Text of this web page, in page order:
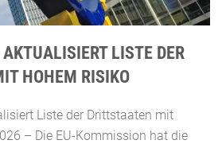
LISTE DER
HOHEM RISIKO
Liste der Drittstaaten mit
– Die EU-Kommission hat die